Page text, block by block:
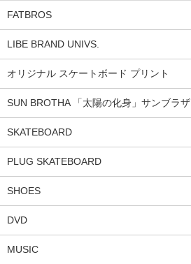
FATBROS
LIBE BRAND UNIVS.
オリジナル スケートボード プリント
SUN BROTHA 「太陽の化身」サンブラザ
SKATEBOARD
PLUG SKATEBOARD
SHOES
DVD
MUSIC